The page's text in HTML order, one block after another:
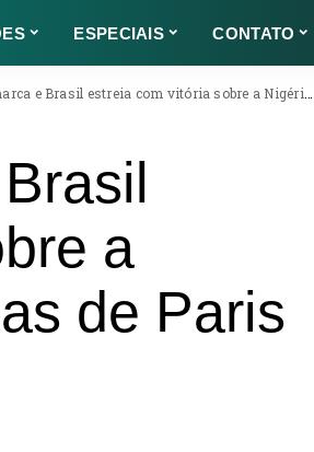
ESPECIAIS CONTATO
Brasil estreia com vitória sobre a Nigéria nas Olimpíadas de Paris
a
de Paris